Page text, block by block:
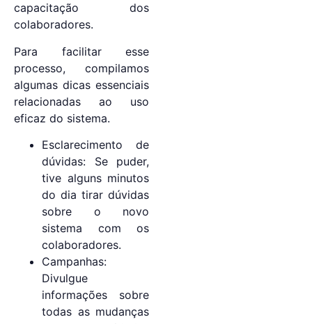
capacitação dos
colaboradores.
Para facilitar esse
processo, compilamos
algumas dicas essenciais
relacionadas ao uso
eficaz do sistema.
Esclarecimento de
dúvidas: Se puder,
tive alguns minutos
do dia tirar dúvidas
sobre o novo
sistema com os
colaboradores.
Campanhas:
Divulgue
informações sobre
todas as mudanças